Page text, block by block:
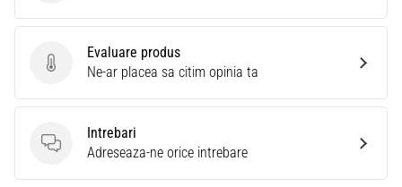
Evaluare produs
Evaluare produs
Ne-ar placea sa citim opinia ta
Intrebari
Intrebari
Adreseaza-ne orice intrebare